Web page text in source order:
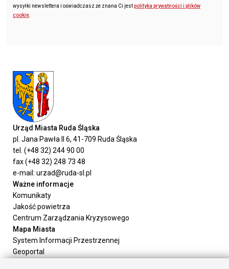
wysyłki newslettera i oświadczasz że znana Ci jestpolityka prywatności i plików
cookie
Urząd Miasta Ruda Śląska
pl. Jana Pawła II 6, 41-709 Ruda Śląska
tel. (+48 32) 244 90 00
fax (+48 32) 248 73 48
e-mail: urzad@ruda-sl.pl
Ważne informacje
Komunikaty
Jakość powietrza
Centrum Zarządzania Kryzysowego
Mapa Miasta
System Informacji Przestrzennej
Geoportal